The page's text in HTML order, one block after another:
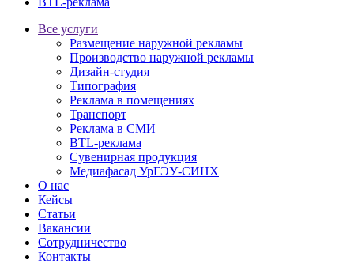
Все услуги
Размещение наружной рекламы
Производство наружной рекламы
Дизайн-студия
Типография
Реклама в помещениях
Транспорт
Реклама в СМИ
BTL-реклама
Сувенирная продукция
Медиафасад УрГЭУ-СИНХ
О нас
Кейсы
Статьи
Вакансии
Сотрудничество
Контакты